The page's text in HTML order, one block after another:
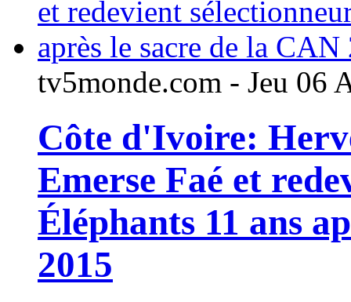
tv5monde.com - Jeu 06
Côte d'Ivoire:
Emerse Faé et
Éléphants 11 ans
2015